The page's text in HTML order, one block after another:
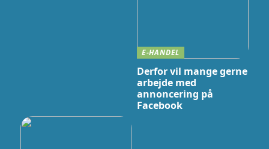
E-HANDEL
Derfor vil mange gerne
arbejde med
annoncering på
Facebook